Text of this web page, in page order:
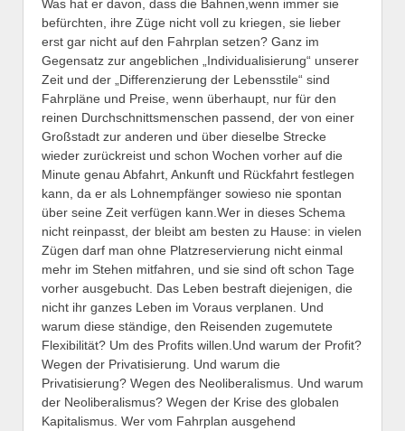
Was hat er davon, dass die Bahnen,wenn immer sie
befürchten, ihre Züge nicht voll zu kriegen, sie lieber
erst gar nicht auf den Fahrplan setzen? Ganz im
Gegensatz zur angeblichen „Individualisierung“ unserer
Zeit und der „Differenzierung der Lebensstile“ sind
Fahrpläne und Preise, wenn überhaupt, nur für den
reinen Durchschnittsmenschen passend, der von einer
Großstadt zur anderen und über dieselbe Strecke
wieder zurückreist und schon Wochen vorher auf die
Minute genau Abfahrt, Ankunft und Rückfahrt festlegen
kann, da er als Lohnempfänger sowieso nie spontan
über seine Zeit verfügen kann.Wer in dieses Schema
nicht reinpasst, der bleibt am besten zu Hause: in vielen
Zügen darf man ohne Platzreservierung nicht einmal
mehr im Stehen mitfahren, und sie sind oft schon Tage
vorher ausgebucht. Das Leben bestraft diejenigen, die
nicht ihr ganzes Leben im Voraus verplanen. Und
warum diese ständige, den Reisenden zugemutete
Flexibilität? Um des Profits willen.Und warum der Profit?
Wegen der Privatisierung. Und warum die
Privatisierung? Wegen des Neoliberalismus. Und warum
der Neoliberalismus? Wegen der Krise des globalen
Kapitalismus. Wer vom Fahrplan ausgehend